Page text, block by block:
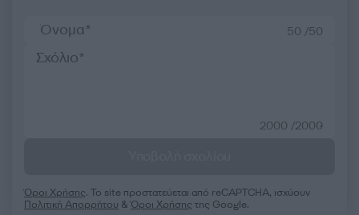
50 /50
2000 /2000
Όροι Χρήσης. Το site προστατεύεται από reCAPTCHA, ισχύουν
Πολιτική Απορρήτου &Όροι Χρήσης της Google.